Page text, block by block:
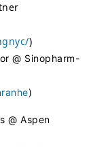
)
@ Sinopharm-
)
@ Aspen